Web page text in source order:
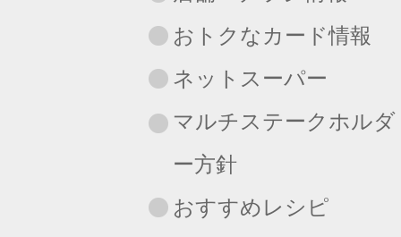
おトクなカード情報
ネットスーパー
マルチステークホルダ
ー方針
おすすめレシピ